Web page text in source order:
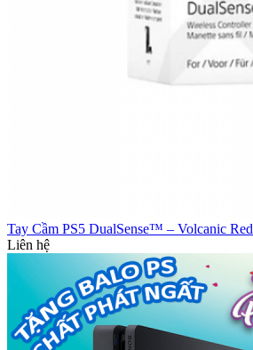
Tay Cầm PS5 DualSense™ – Volcanic Red
Liên hệ